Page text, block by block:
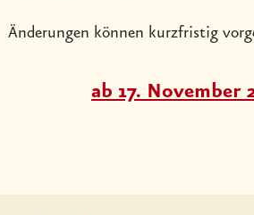
Änderungen können kurzfristig
ab 17. November